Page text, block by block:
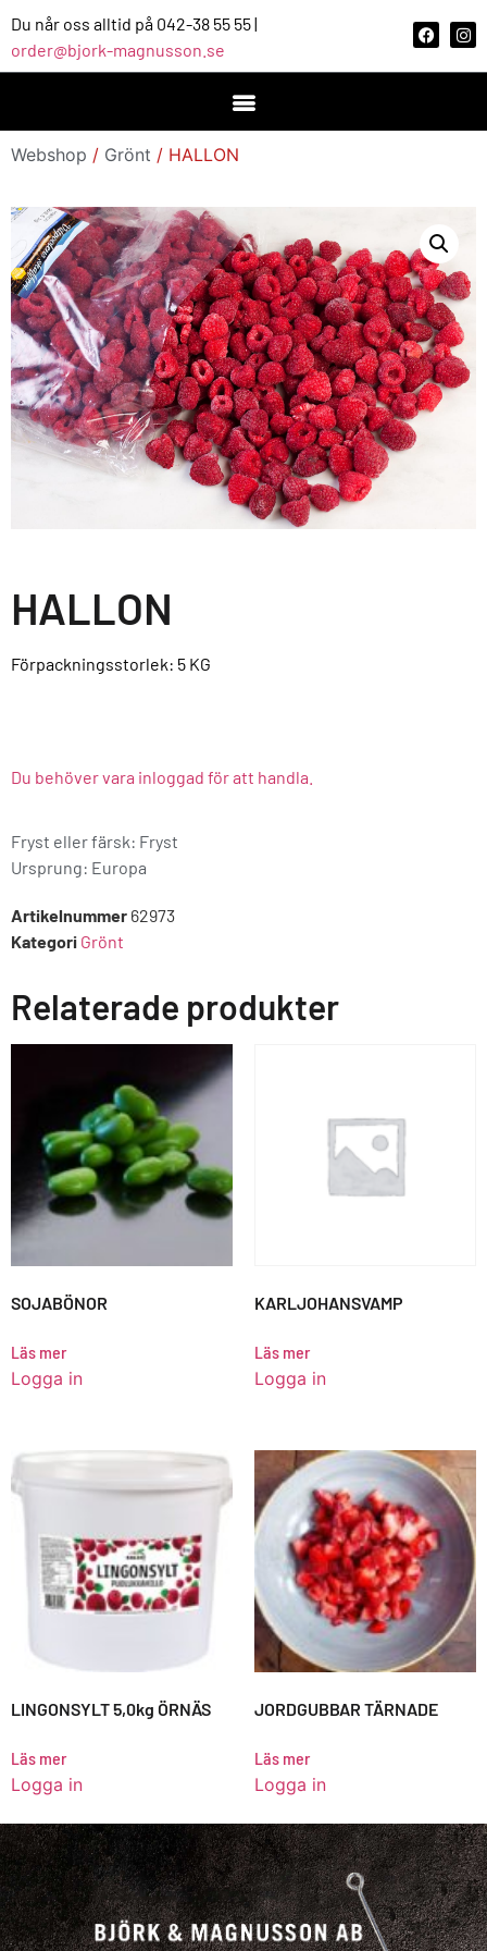
Du når oss alltid på 042-38 55 55 |
order@bjork-magnusson.se
Webshop / Grönt / HALLON
HALLON
Förpackningsstorlek: 5 KG
Du behöver vara inloggad för att handla.
Fryst eller färsk: Fryst
Ursprung: Europa
Artikelnummer 62973
Kategori Grönt
Relaterade produkter
SOJABÖNOR
Läs mer
Logga in
KARLJOHANSVAMP
Läs mer
Logga in
LINGONSYLT 5,0kg ÖRNÄS
Läs mer
Logga in
JORDGUBBAR TÄRNADE
Läs mer
Logga in